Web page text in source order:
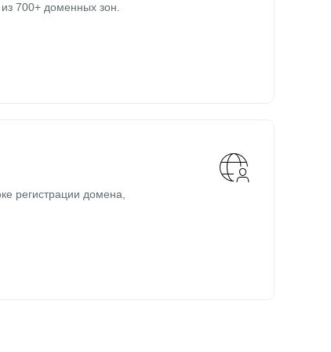
700+ доменных зон.
регистрации домена,